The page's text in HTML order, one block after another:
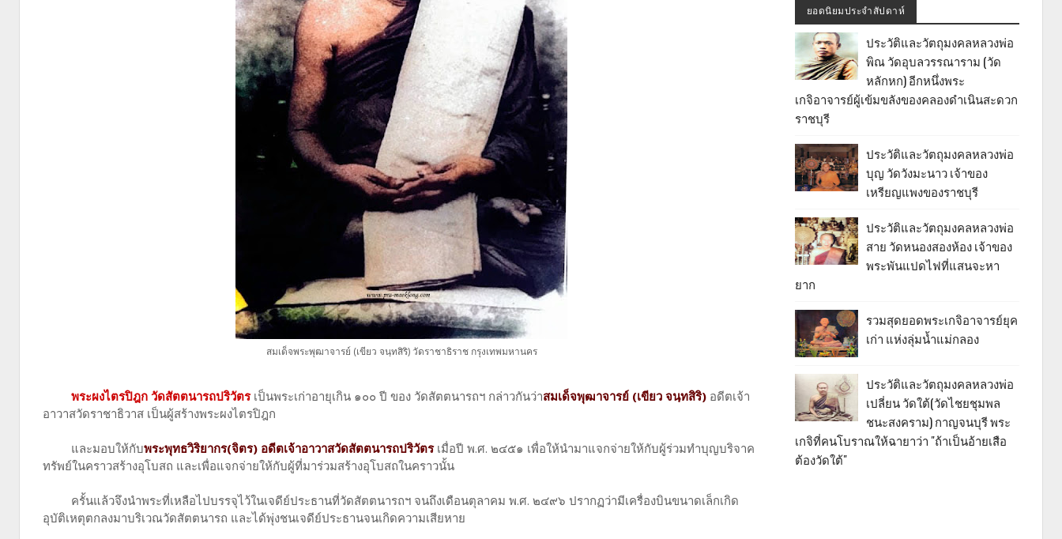
สมเด็จพระพุฒาจารย์ (เขียว จนฺทสิริ) วัดราชาธิราช กรุงเทพมหานคร
พระผงไตรปิฎก วัดสัตตนารถปริวัตรเป็นพระเก่าอายุเกิน ๑๐๐ ปี ของ วัดสัตตนารถฯ กล่าวกันว่าสมเด็จพุฒาจารย์ (เขียว จนฺทสิริ) อดีตเจ้า
อาวาสวัดราชาธิวาส เป็นผู้สร้างพระผงไตรปิฎก
และมอบให้กับพระพุทธวิริยากร(จิตร) อดีตเจ้าอาวาสวัดสัตตนารถปริวัตรเมื่อปี พ.ศ. ๒๔๕๑ เพื่อให้นำมาแจกจ่ายให้กับผู้ร่วมทำบุญบริจาค
ทรัพย์ในคราวสร้างอุโบสถ และเพื่อแจกจ่ายให้กับผู้ที่มาร่วมสร้างอุโบสถในคราวนั้น
ครั้นแล้วจึงนำพระที่เหลือไปบรรจุไว้ในเจดีย์ประธานที่วัดสัตตนารถฯ จนถึงเดือนตุลาคม พ.ศ. ๒๔๙๖ ปรากฏว่ามีเครื่องบินขนาดเล็กเกิด
อุบัติเหตุตกลงมาบริเวณวัดสัตตนารถ และได้พุ่งชนเจดีย์ประธานจนเกิดความเสียหาย
ยอดนิยมประจำสัปดาห์
ประวัติและวัตถุมงคลหลวงพ่อ
พิณ วัดอุบลวรรณาราม (วัด
หลักหก) อีกหนึ่งพระ
เกจิอาจารย์ผู้เข้มขลังของคลองดำเนินสะดวก
ราชบุรี
ประวัติและวัตถุมงคลหลวงพ่อ
บุญ วัดวังมะนาว เจ้าของ
เหรียญแพงของราชบุรี
ประวัติและวัตถุมงคลหลวงพ่อ
สาย วัดหนองสองห้อง เจ้าของ
พระพันแปดไฟที่แสนจะหา
ยาก
รวมสุดยอดพระเกจิอาจารย์ยุค
เก่า แห่งลุ่มน้ำแม่กลอง
ประวัติและวัตถุมงคลหลวงพ่อ
เปลี่ยน วัดใต้(วัดไชยชุมพล
ชนะสงคราม) กาญจนบุรี พระ
เกจิที่คนโบราณให้ฉายาว่า "ถ้าเป็นอ้ายเสือ
ต้องวัดใต้"